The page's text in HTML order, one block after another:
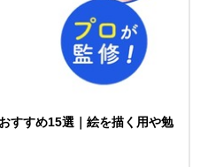
すすめ15選｜絵を描く用や勉